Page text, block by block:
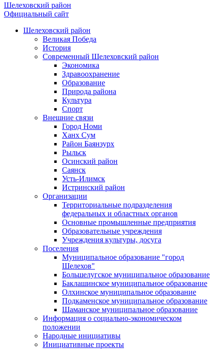
Шелеховский район
Официальный сайт
Шелеховский район
Великая Победа
История
Современный Шелеховский район
Экономика
Здравоохранение
Образование
Природа района
Культура
Спорт
Внешние связи
Город Номи
Ханх Сум
Район Баянзурх
Рыльск
Осинский район
Саянск
Усть-Илимск
Истринский район
Организации
Территориальные подразделения
федеральных и областных органов
Основные промышленные предприятия
Образовательные учреждения
Учреждения культуры, досуга
Поселения
Муниципальное образование "город
Шелехов"
Большелугское муниципальное образование
Баклашинское муниципальное образование
Олхинское муниципальное образование
Подкаменское муниципальное образование
Шаманское муниципальное образование
Информация о социально-экономическом
положении
Народные инициативы
Инициативные проекты